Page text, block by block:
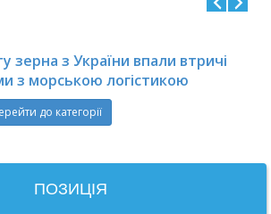
зерна з України впали втричі
з морською логістикою
до категорії
ПОЗИЦІЯ